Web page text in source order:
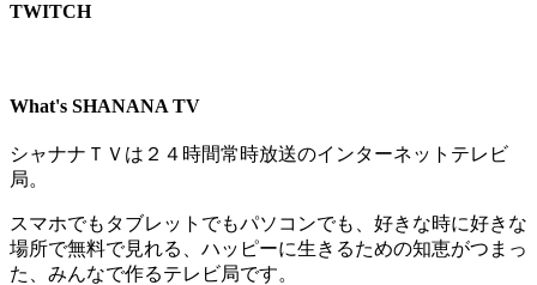
TWITCH​
What's SHANANA TV
シャナナＴＶは２４時間常時放送のインターネットテレビ
局。
スマホでもタブレットでもパソコンでも、好きな時に好きな
場所で無料で見れる、 ハッピーに生きるための知恵がつまっ
た、みんなで作るテレビ局です。